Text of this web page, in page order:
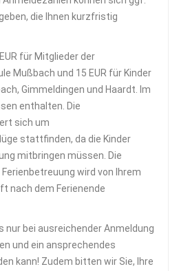
die Ihnen kurzfristig
für Mitglieder der
Mußbach und 15 EUR für Kinder
Gimmeldingen und Haardt. Im
enthalten. Die
sich um
stattfinden, da die Kinder
mitbringen müssen. Die
wird von Ihrem
nach dem Ferienende
nur bei ausreichender Anmeldung
und ein ansprechendes
kann! Zudem bitten wir Sie, Ihre